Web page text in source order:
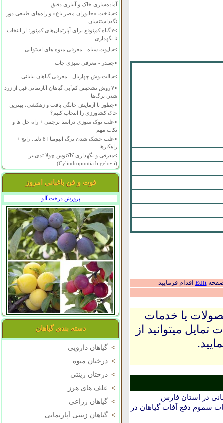
آماده‌سازی خاک و آبیاری دقیق
>شناخت «جانوران مضر باغ» و راه‌های طبیعی دور
نگه‌داشتنشان
>
۷ گیاه کم‌توقع برای آپارتمان‌های کم‌نور؛ از انتخاب
تا نگهداری
>ساپوت سیاه - معرفی میوه های استوایی
>چغندر - معرفی سبزی جات
>سالت‌بوش چهاربال - معرفی گیاهان بیابانی
>
۷ روش تشخیص کم‌آبی گیاهان آپارتمانی قبل از زرد
شدن برگ‌ها
>چطور با آزمایش خانگی بافت و زهکشی، بهترین
خاک کشاورزی را انتخاب کنیم؟
>علت نوک سوزی دراسنا پرچمی + راه حل ها و
نکات مهم
>
علت خشک شدن برگ ایپومیا | 8 دلیل رایج +
راهکارها
>معرفی و نگهداری کاکتوس چولا تدی‌بیر
(Cylindropuntia bigelovii)
فوت و فن باغبانی امروز
پرورش درخت آلو
دسته بندی گیاهان
> گیاهان دارویی
> درختان میوه
> درختان زینتی
> علف های هرز
> گیاهان زراعی
> گیاهان زینتی آپارتمانی
صفحهEdit اقدام فرمایید
یا خدمات
میتوانید از
در استان فارس
سموم دفع آفات گیاهان در